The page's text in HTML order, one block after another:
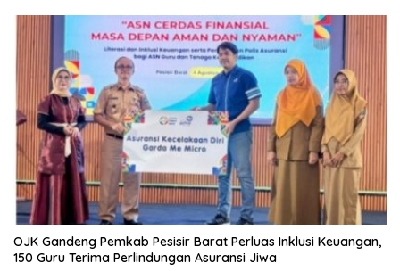
OJK Gandeng Pemkab Pesisir Barat Perluas Inklusi Keuangan,
150 Guru Terima Perlindungan Asuransi Jiwa